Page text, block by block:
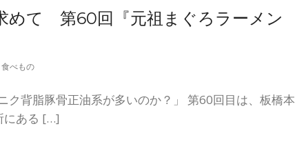
めて 第60回『元祖まぐろラーメン
食べもの
ク背脂豚骨正油系が多いのか？」 第60回目は、板橋本
にある […]